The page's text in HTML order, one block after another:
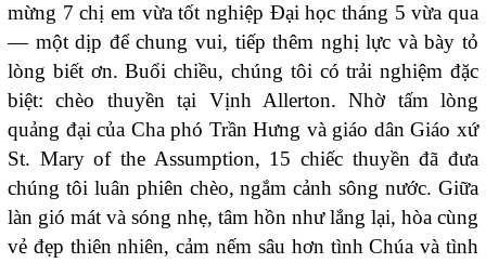
mừng 7 chị em vừa tốt nghiệp Đại học tháng 5 vừa qua
— một dịp để chung vui, tiếp thêm nghị lực và bày tỏ
lòng biết ơn. Buổi chiều, chúng tôi có trải nghiệm đặc
biệt: chèo thuyền tại Vịnh Allerton. Nhờ tấm lòng
quảng đại của Cha phó Trần Hưng và giáo dân Giáo xứ
St. Mary of the Assumption, 15 chiếc thuyền đã đưa
chúng tôi luân phiên chèo, ngắm cảnh sông nước. Giữa
làn gió mát và sóng nhẹ, tâm hồn như lắng lại, hòa cùng
vẻ đẹp thiên nhiên, cảm nếm sâu hơn tình Chúa và tình